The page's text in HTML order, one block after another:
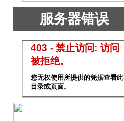
服务器错误
403 - 禁止访问: 访问
被拒绝。
您无权使用所提供的凭据查看此
目录或页面。